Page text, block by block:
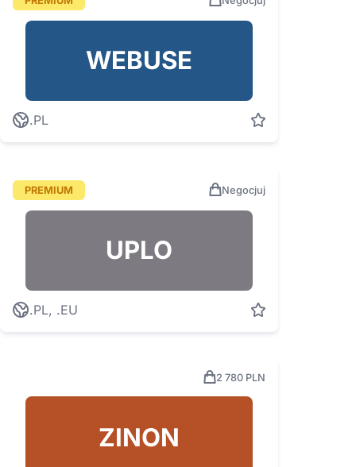
WEBUSE
.PL
PREMIUM Negocjuj
UPLO
.PL, .EU
2 780 PLN
ZINON